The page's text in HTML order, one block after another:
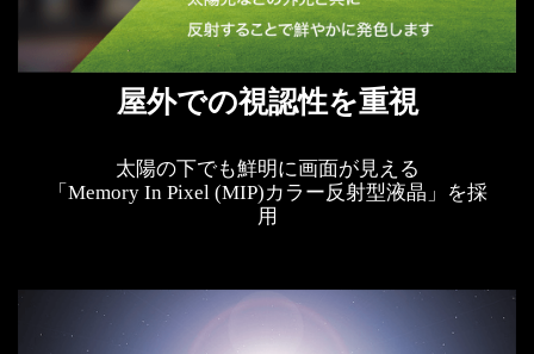
屋外での視認性を重視
太陽の下でも鮮明に画面が見える
「Memory In Pixel (MIP)カラー反射型液晶」を採
用